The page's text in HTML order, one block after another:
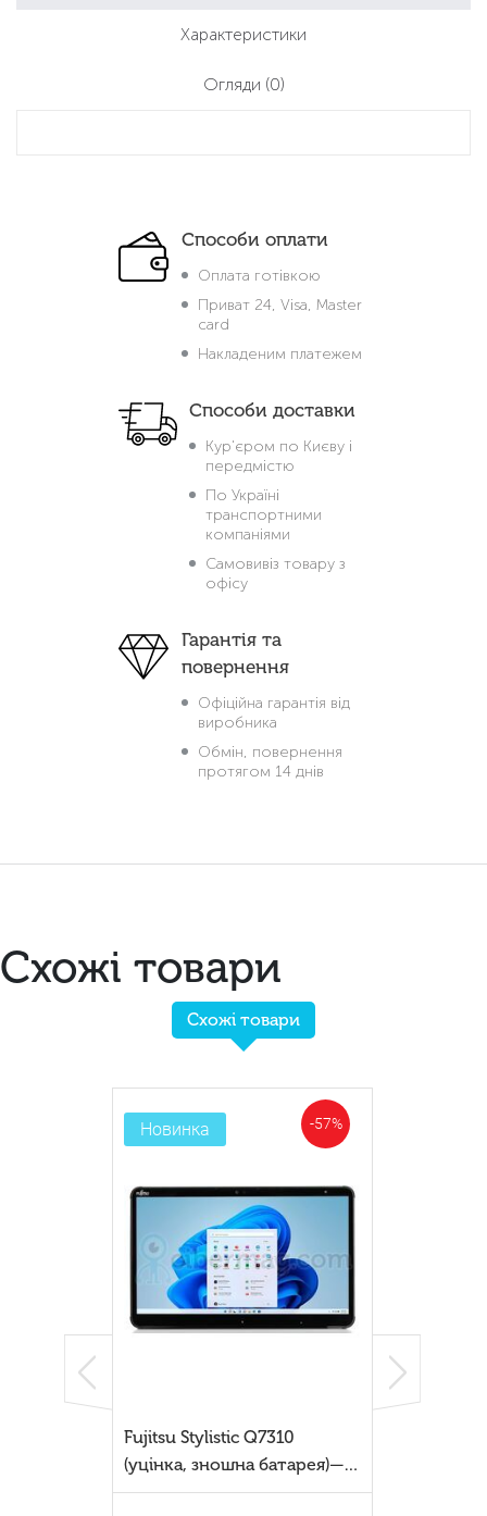
Характеристики
Огляди (0)
Способи оплати
Оплата готівкою
Приват 24, Visa, Master
card
Накладеним платежем
Способи доставки
Кур'єром по Києву і
передмістю
По Україні
транспортними
компаніями
Самовивіз товару з
офісу
Гарантія та
повернення
Офіційна гарантія від
виробника
Обмін, повернення
протягом 14 днів
Схожі товари
Схожі товари
-57%
Новинка
Fujitsu Stylistic Q7310
(уцінка, зношна батарея)—
бізнес-планшет 2-у-1 з Intel